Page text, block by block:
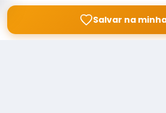
Salvar na